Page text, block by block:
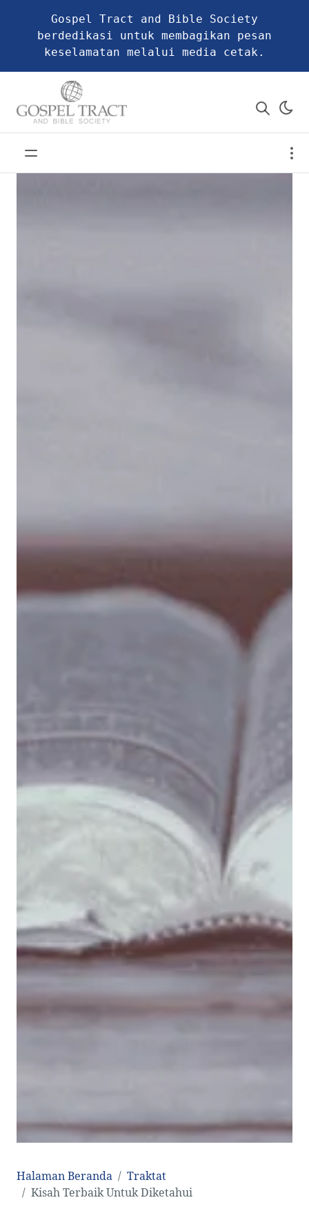
Gospel Tract and Bible Society
berdedikasi untuk membagikan pesan
keselamatan melalui media cetak.
Halaman Beranda
Traktat
Kisah Terbaik Untuk Diketahui